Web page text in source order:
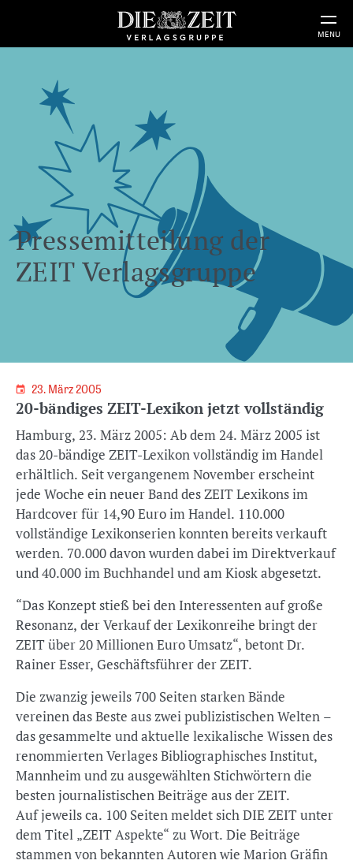
MENU
Pressemitteilung der
ZEIT Verlagsgruppe
23. März 2005
20-bändiges ZEIT-Lexikon jetzt vollständig
Hamburg, 23. März 2005: Ab dem 24. März 2005 ist
das 20-bändige ZEIT-Lexikon vollständig im Handel
erhältlich. Seit vergangenem November erscheint
jede Woche ein neuer Band des ZEIT Lexikons im
Hardcover für 14,90 Euro im Handel. 110.000
vollständige Lexikonserien konnten bereits verkauft
werden. 70.000 davon wurden dabei im Direktverkauf
und 40.000 im Buchhandel und am Kiosk abgesetzt.
“Das Konzept stieß bei den Interessenten auf große
Resonanz, der Verkauf der Lexikonreihe bringt der
ZEIT über 20 Millionen Euro Umsatz“, betont Dr.
Rainer Esser, Geschäftsführer der ZEIT.
Die zwanzig jeweils 700 Seiten starken Bände
vereinen das Beste aus zwei publizistischen Welten –
das gesammelte und aktuelle lexikalische Wissen des
renommierten Verlages Bibliographisches Institut,
Mannheim und zu ausgewählten Stichwörtern die
besten journalistischen Beiträge aus der ZEIT.
Auf jeweils ca. 100 Seiten meldet sich DIE ZEIT unter
dem Titel „ZEIT Aspekte“ zu Wort. Die Beiträge
stammen von bekannten Autoren wie Marion Gräfin